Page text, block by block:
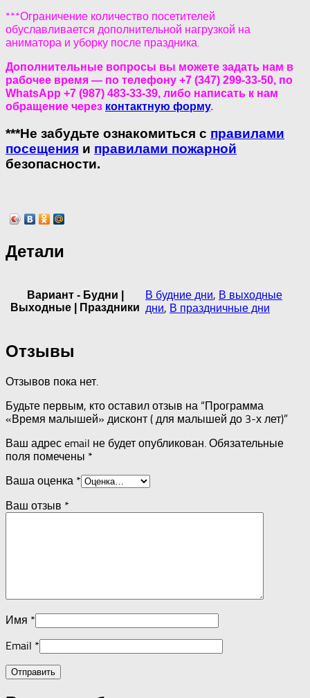
***Ограничение количество посетителей
обуславливается дополнительной нагрузкой на
аниматора и уборку после праздника.
Дополнительные вопросы вы можете задать нам в
рабочее время — по телефону +7 (347) 299-33-50, по
WhatsApp +7 (987) 483-33-39, либо написать к нам
обращение через контактную форму.
***Не забудьте ознакомиться с правилами
посещения и правилами пожарной
безопасности.
Детали
Вариант - Будни |
Выходные | Праздники
В будние дни, В выходные
дни, В праздничные дни
Отзывы
Отзывов пока нет.
Будьте первым, кто оставил отзыв на “Программа
«Время малышей» дисконт ( для малышей до 3-х лет)”
Ваш адрес email не будет опубликован. Обязательные
поля помечены *
Ваша оценка *
Ваш отзыв *
Имя *
Email *